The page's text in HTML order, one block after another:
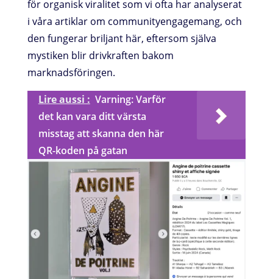
för organisk viralitet som vi ofta har analyserat
i våra artiklar om communityengagemang, och
den fungerar briljant här, eftersom själva
mystiken blir drivkraften bakom
marknadsföringen.
Lire aussi : Varning: Varför
det kan vara ditt värsta
misstag att skanna den här
QR-koden på gatan